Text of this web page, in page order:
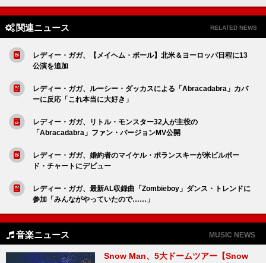
関連ニュース RELATED NEWS
レディー・ガガ、【メイヘム・ボール】北米＆ヨーロッパ日程に13
公演を追加
レディー・ガガ、ルーシー・ダッカスによる「Abracadabra」カバ
ーに反応「これ本当に大好き」
レディー・ガガ、リトル・モンスター32人が主役の
「Abracadabra」ファン・バージョンMV公開
レディー・ガガ、婚約者のマイケル・ポランスキーが米ビルボー
ド・チャートにデビュー
レディー・ガガ、最新AL収録曲「Zombieboy」ダンス・トレンドに
参加「みんながやっていたので……」
音楽ニュース MUSIC NEWS
Snow Man、5大ドームツアー【Snow